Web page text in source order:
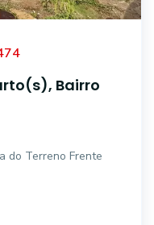
Bairro
do Terreno Frente